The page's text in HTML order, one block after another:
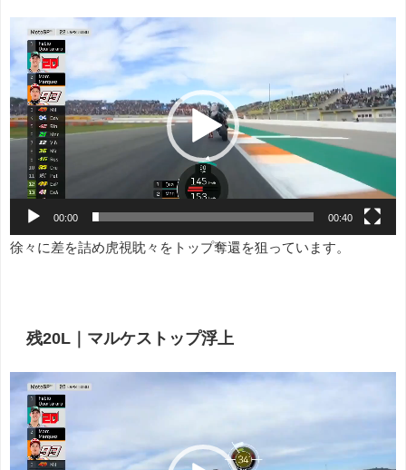
画
プ
レ
ー
00:00 00:40
徐々に差を詰め虎視眈々をトップ奪還を狙っています。
残20L｜マルケストップ浮上
プ